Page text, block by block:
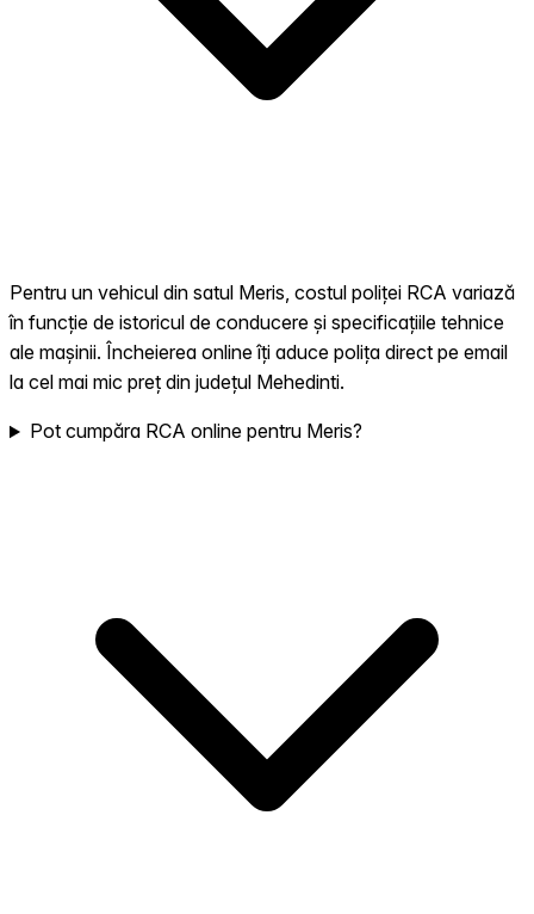
Pentru un vehicul din satul Meris, costul poliței RCA variază
în funcție de istoricul de conducere și specificațiile tehnice
ale mașinii. Încheierea online îți aduce polița direct pe email
la cel mai mic preț din județul Mehedinti.
Pot cumpăra RCA online pentru Meris?